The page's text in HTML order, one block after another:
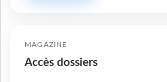
MAGAZINE
Accès dossiers